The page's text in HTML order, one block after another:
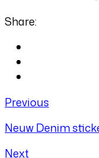
Share:
Previous
Neuw Denim
Next